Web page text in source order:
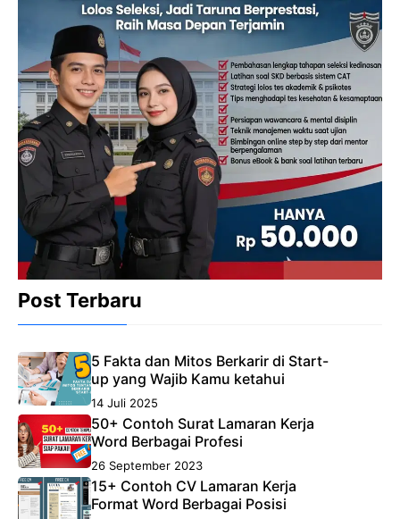
Post Terbaru
5 Fakta dan Mitos Berkarir di Start-
up yang Wajib Kamu ketahui
14 Juli 2025
50+ Contoh Surat Lamaran Kerja
Word Berbagai Profesi
26 September 2023
15+ Contoh CV Lamaran Kerja
Format Word Berbagai Posisi